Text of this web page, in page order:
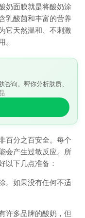
奶面膜就是将酸奶涂
乳酸菌和丰富的营养
它天然温和、不刺激
。
询。帮你分析肤质、
百分之百安全。每个
会产生过敏反应。所
以下几点准备：
。如果没有任何不适
许多品牌的酸奶，但